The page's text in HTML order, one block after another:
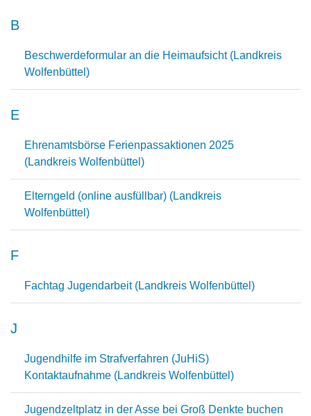
B
Beschwerdeformular an die Heimaufsicht (Landkreis
Wolfenbüttel)
E
Ehrenamtsbörse Ferienpassaktionen 2025
(Landkreis Wolfenbüttel)
Elterngeld (online ausfüllbar) (Landkreis
Wolfenbüttel)
F
Fachtag Jugendarbeit (Landkreis Wolfenbüttel)
J
Jugendhilfe im Strafverfahren (JuHiS)
Kontaktaufnahme (Landkreis Wolfenbüttel)
Jugendzeltplatz in der Asse bei Groß Denkte buchen